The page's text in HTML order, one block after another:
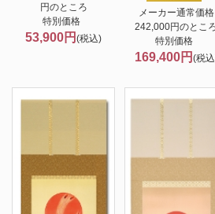
円のところ
特別価格
53,900円(税込)
メーカー通常価格
242,000円のとこ
特別価格
169,400円 (税